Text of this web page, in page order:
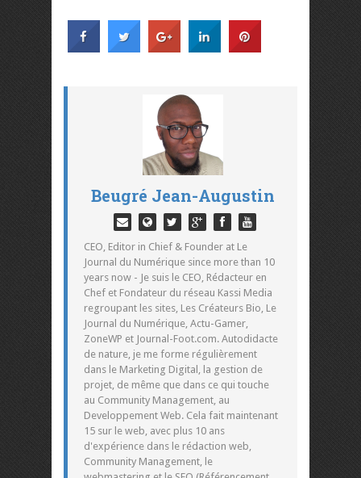
Beugré Jean-Augustin
CEO, Editor in Chief & Founder at Le
Journal du Numérique since more than 10
years now - Je suis le CEO, Rédacteur en
Chef et Fondateur du réseau Kassi Media
regroupant les sites, Les Créateurs Bio, Le
Journal du Numérique, Actu-Gamer,
ZoneWP et Journal-Foot.com. Autodidacte
de nature, je me forme régulièrement
dans le Marketing Digital, la gestion de
projet, de même que dans ce qui touche
au Community Management, au
Developpement Web. Cela fait maintenant
15 sur le web, avec plus 10 ans
d'expérience dans le rédaction web,
Community Management, le